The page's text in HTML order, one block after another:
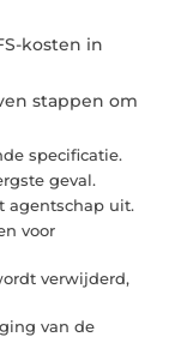
kosten in
stappen om
specificatie.
geval.
agentschap uit.
voor
verwijderd,
van de